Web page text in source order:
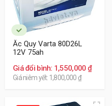
ắc quy cho xe Lexus
Ắc Quy Varta 80D26L
12V 75ah
Giá đổi bình: 1,550,000 ₫
Giá niêm yết: 1,800,000 ₫